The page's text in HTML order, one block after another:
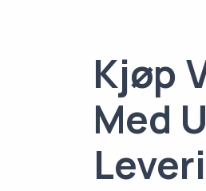
Kjøp
Med